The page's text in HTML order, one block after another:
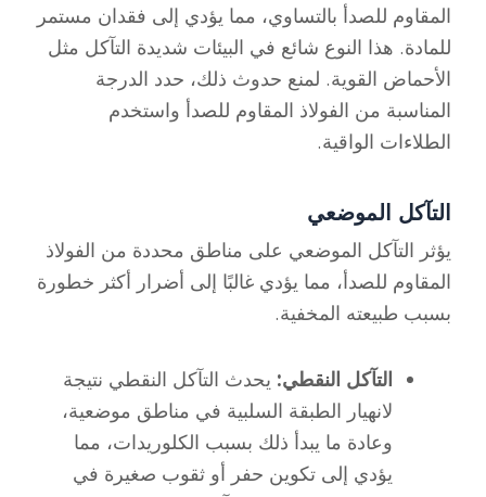
المقاوم للصدأ بالتساوي، مما يؤدي إلى فقدان مستمر
للمادة. هذا النوع شائع في البيئات شديدة التآكل مثل
الأحماض القوية. لمنع حدوث ذلك، حدد الدرجة
المناسبة من الفولاذ المقاوم للصدأ واستخدم
الطلاءات الواقية.
التآكل الموضعي
يؤثر التآكل الموضعي على مناطق محددة من الفولاذ
المقاوم للصدأ، مما يؤدي غالبًا إلى أضرار أكثر خطورة
بسبب طبيعته المخفية.
التآكل النقطي: يحدث التآكل النقطي نتيجة
لانهيار الطبقة السلبية في مناطق موضعية،
وعادة ما يبدأ ذلك بسبب الكلوريدات، مما
يؤدي إلى تكوين حفر أو ثقوب صغيرة في